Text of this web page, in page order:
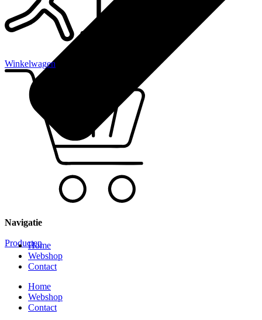
Winkelwagen
Navigatie
Home
Webshop
Contact
Home
Webshop
Contact
Producten